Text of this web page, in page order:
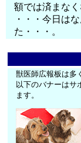
額では済まな
・・・今日は
た・・・。
獣医師広報板は多
以下のバナーはサ
ます。